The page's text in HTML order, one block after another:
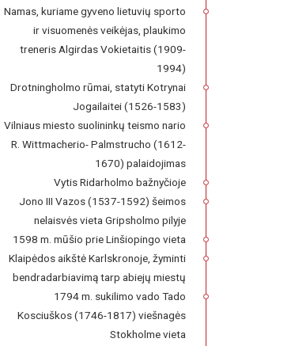
Namas, kuriame gyveno lietuvių sporto
ir visuomenės veikėjas, plaukimo
treneris Algirdas Vokietaitis (1909-
1994)
Drotningholmo rūmai, statyti Kotrynai
Jogailaitei (1526-1583)
Vilniaus miesto suolininkų teismo nario
R. Wittmacherio- Palmstrucho (1612-
1670) palaidojimas
Vytis Ridarholmo bažnyčioje
Jono III Vazos (1537-1592) šeimos
nelaisvės vieta Gripsholmo pilyje
1598 m. mūšio prie Linšiopingo vieta
Klaipėdos aikštė Karlskronoje, žyminti
bendradarbiavimą tarp abiejų miestų
1794 m. sukilimo vado Tado
Kosciuškos (1746-1817) viešnagės
Stokholme vieta